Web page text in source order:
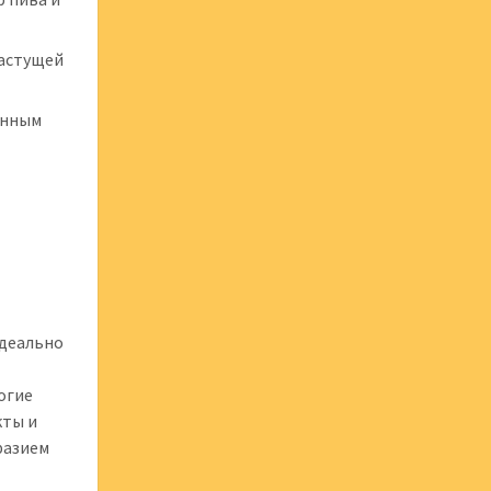
и